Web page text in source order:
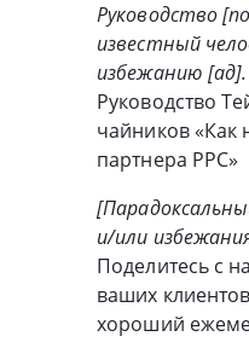
Руководство
известный
избежанию [ад].
Руководство
чайников «Как
партнера PPC»
и/или
Поделитесь с
ваших
хороший